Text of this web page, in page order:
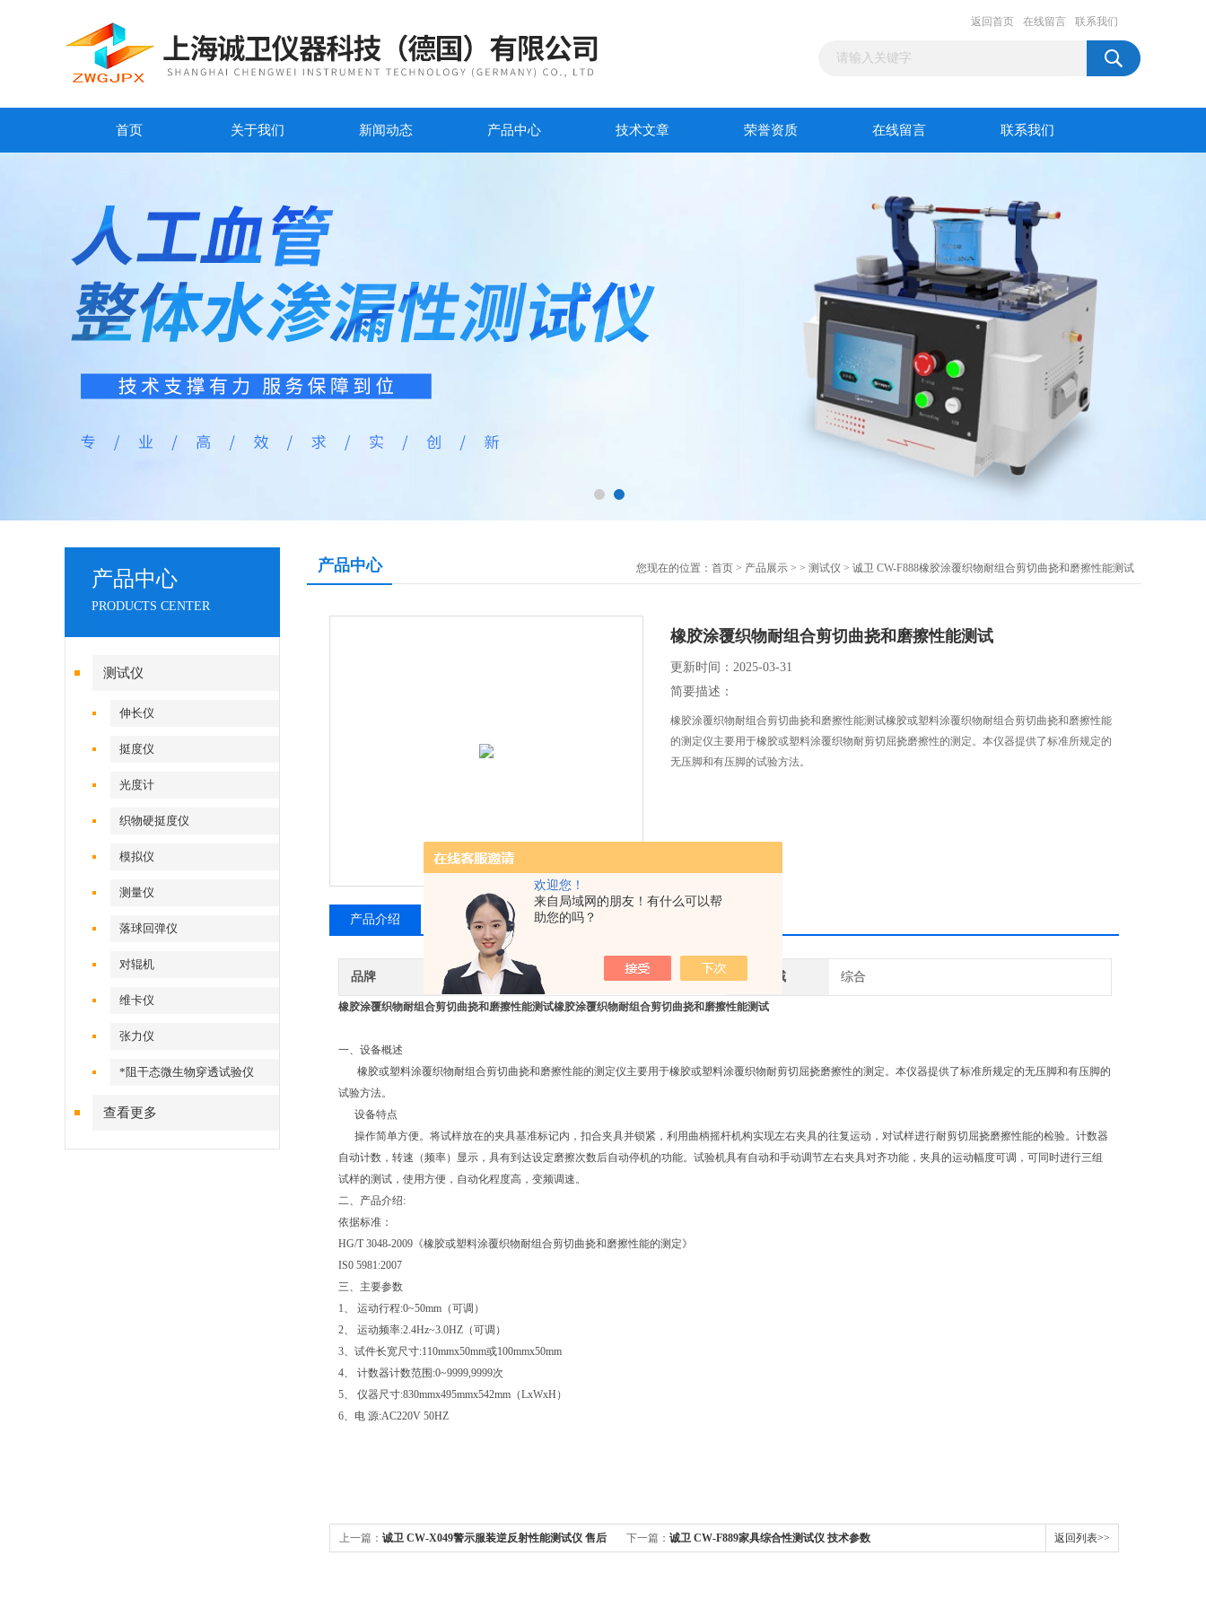
欢迎您！
来自局域网的朋友！有什么可以帮
助您的吗？
返回首页 在线留言 联系我们
首页 关于我们 新闻动态 产品中心 技术文章 荣誉资质 在线留言 联系我们
产品中心
PRODUCTS CENTER
测试仪
伸长仪
挺度仪
光度计
织物硬挺度仪
模拟仪
测量仪
落球回弹仪
对辊机
维卡仪
张力仪
*阻干态微生物穿透试验仪
查看更多
产品中心 您现在的位置： 首页 > 产品展示 > > 测试仪 > 诚卫 CW-F888橡胶涂覆织物耐组合剪切曲挠和磨擦性能测试
橡胶涂覆织物耐组合剪切曲挠和磨擦性能测试
更新时间：2025-03-31
简要描述：
橡胶涂覆织物耐组合剪切曲挠和磨擦性能测试橡胶或塑料涂覆织物耐组合剪切曲挠和磨擦性能
的测定仪主要用于橡胶或塑料涂覆织物耐剪切屈挠磨擦性的测定。本仪器提供了标准所规定的
无压脚和有压脚的试验方法。
产品介绍 相关产品 留言询价
品牌 其他品牌 应用领域 综合
橡胶涂覆织物耐组合剪切曲挠和磨擦性能测试橡胶涂覆织物耐组合剪切曲挠和磨擦性能测试
一、设备概述
橡胶或塑料涂覆织物耐组合剪切曲挠和磨擦性能的测定仪主要用于橡胶或塑料涂覆织物耐剪切屈挠磨擦性的测定。本仪器提供了标准所规定的无压脚和有压脚的
试验方法。
设备特点
操作简单方便。将试样放在的夹具基准标记内，扣合夹具并锁紧，利用曲柄摇杆机构实现左右夹具的往复运动，对试样进行耐剪切屈挠磨擦性能的检验。计数器
自动计数，转速（频率）显示，具有到达设定磨擦次数后自动停机的功能。试验机具有自动和手动调节左右夹具对齐功能，夹具的运动幅度可调，可同时进行三组
试样的测试，使用方便，自动化程度高，变频调速。
二、产品介绍:
依据标准：
HG/T 3048-2009《橡胶或塑料涂覆织物耐组合剪切曲挠和磨擦性能的测定》
IS0 5981:2007
三、主要参数
1、 运动行程:0~50mm（可调）
2、 运动频率:2.4Hz~3.0HZ（可调）
3、试件长宽尺寸:110mmx50mm或100mmx50mm
4、 计数器计数范围:0~9999,9999次
5、 仪器尺寸:830mmx495mmx542mm（LxWxH）
6、电 源:AC220V 50HZ
上一篇： 诚卫 CW-X049警示服装逆反射性能测试仪 售后 下一篇： 诚卫 CW-F889家具综合性测试仪 技术参数 返回列表>>